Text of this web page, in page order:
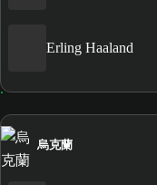
Erling Haaland
烏克蘭